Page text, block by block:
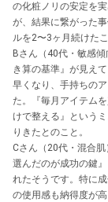
の化粧ノリの安定を
が、結果に繋がった
ルを2〜3ヶ月続けた
Bさん（40代・敏感
き算の基準』が見え
早くなり、手持ちの
た。『毎月アイテム
けで整える』という
りきたとのこと。
Cさん（20代・混合
選んだのが成功の鍵
れたそうです。特に
の使用感も納得度が